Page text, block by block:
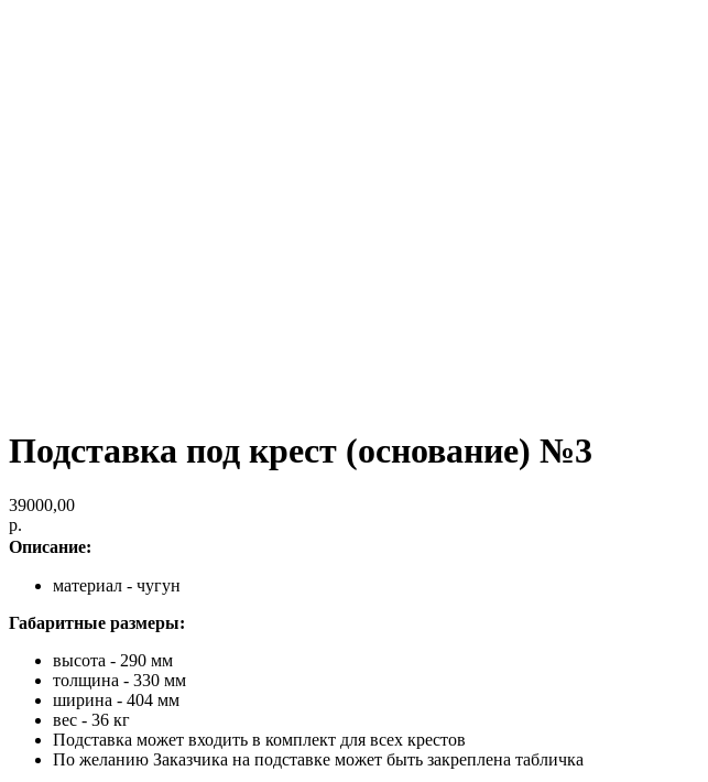
Подставка под крест (основание) №3
39000,00
р.
Описание:
материал - чугун
Габаритные размеры:
высота - 290 мм
толщина - 330 мм
ширина - 404 мм
вес - 36 кг
Подставка может входить в комплект для всех крестов
По желанию Заказчика на подставке может быть закреплена табличка